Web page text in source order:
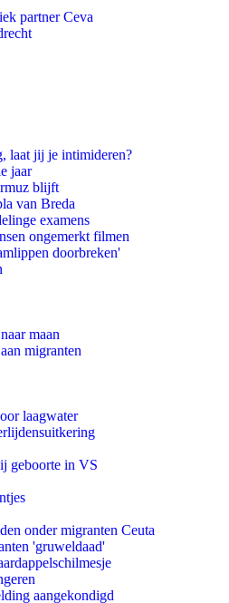
partner Ceva
laat jij je intimideren?
jaar
blijft
van Breda
examens
ongemerkt filmen
doorbreken'
maan
migranten
laagwater
geboorte in VS
onder migranten Ceuta
'gruweldaad'
aangekondigd